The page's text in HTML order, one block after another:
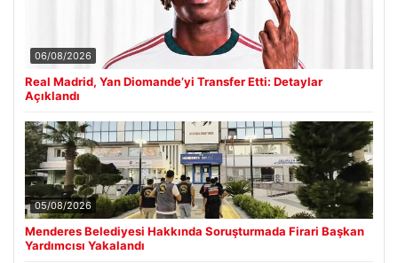
06/08/2026
Real Madrid, Yan Diomande’yi Transfer Etti: Detaylar
Açıklandı
05/08/2026
Menderes Belediyesi Hakkında Soruşturmada Firari Başkan
Yardımcısı Yakalandı